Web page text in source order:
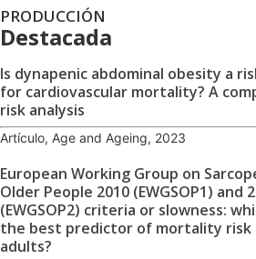
PRODUCCIÓN
Destacada
Is dynapenic abdominal obesity a
for cardiovascular mortality? A
risk analysis
Artículo, Age and Ageing, 2023
European Working Group on
Older People 2010 (EWGSOP1) and
(EWGSOP2) criteria or slowness:
the best predictor of mortality risk
adults?